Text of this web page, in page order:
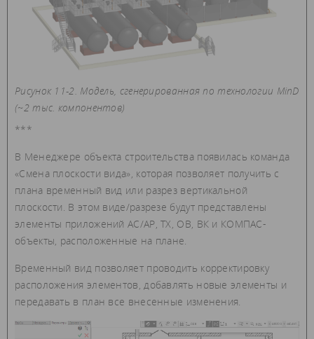
Рисунок 11-2. Модель, сгенерированная по технологии MinD
(~2 тыс. компонентов)
***
В Менеджере объекта строительства появилась команда
«Смена плоскости вида», которая позволяет получить с
плана временный вид или разрез вертикальной
плоскости. В этом виде/разрезе будут представлены
элементы приложений АС/АР, ТХ, ОВ, ВК и КОМПАС-
объекты, расположенные на плане.
Временный вид позволяет проводить корректировку
расположения элементов, добавлять новые элементы и
передавать в план все внесенные изменения.